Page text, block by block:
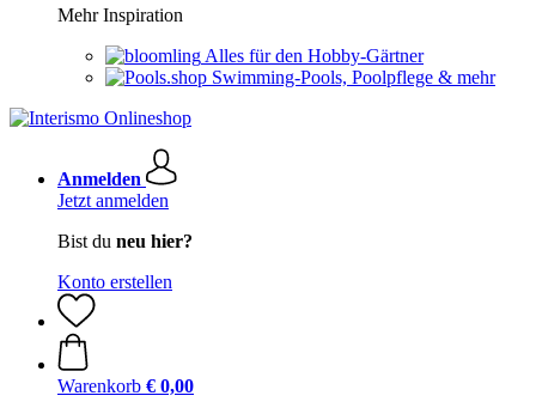
Mehr Inspiration
Alles für den Hobby-Gärtner
Swimming-Pools, Poolpflege & mehr
Anmelden
Jetzt anmelden
Bist du neu hier?
Konto erstellen
Warenkorb € 0,00